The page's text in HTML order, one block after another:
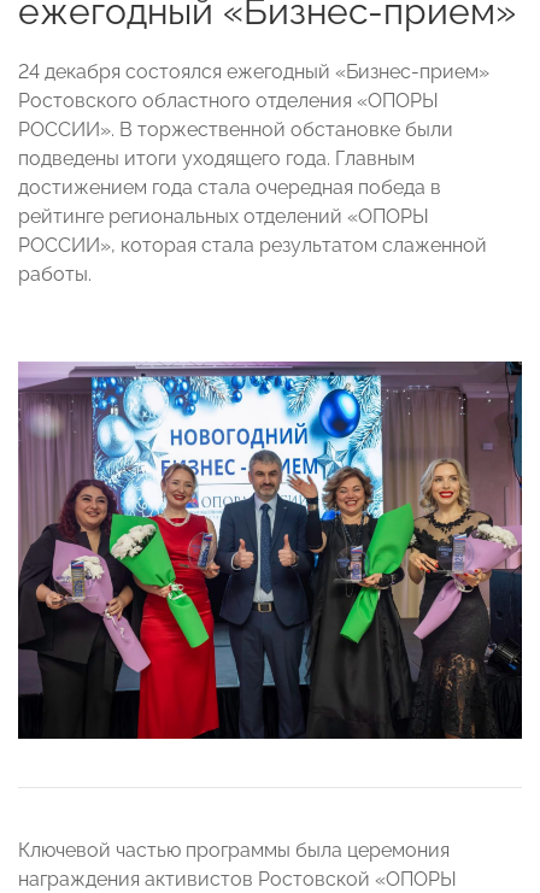
ежегодный «Бизнес-прием»
24 декабря состоялся ежегодный «Бизнес-прием»
Ростовского областного отделения «ОПОРЫ
РОССИИ». В торжественной обстановке были
подведены итоги уходящего года. Главным
достижением года стала очередная победа в
рейтинге региональных отделений «ОПОРЫ
РОССИИ», которая стала результатом слаженной
работы.
Ключевой частью программы была церемония
награждения активистов Ростовской «ОПОРЫ